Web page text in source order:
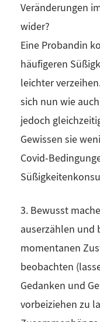
Veränderungen
wider?
Eine Probandin
häufigeren
leichter
sich nun wie
jedoch
Gewissen sie
Covid-
3. Bewusst
auserzählen und
momentanen
beobachten
Gedanken und
vorbeiziehen zu